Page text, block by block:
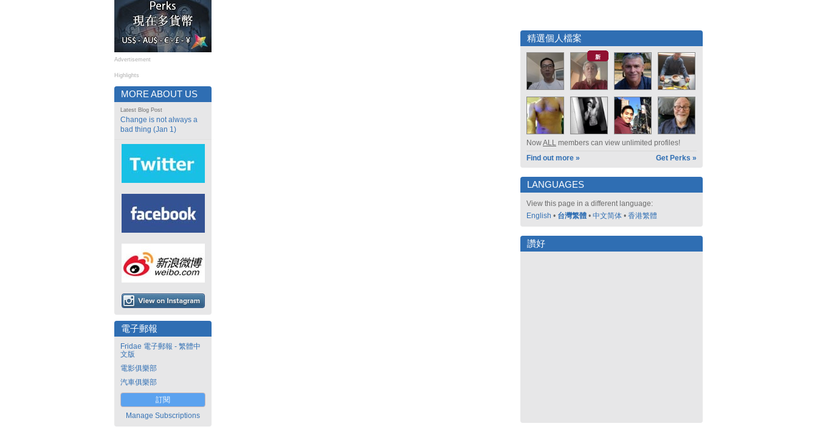
Advertisement
Highlights
MORE ABOUT US
Latest Blog Post
Change is not always a
bad thing (Jan 1)
電子郵報
Fridae 電子郵報 - 繁體中
文版
電影俱樂部
汽車俱樂部
訂閱
Manage Subscriptions
精選個人檔案
新
NowALL members can view unlimited profiles!
Find out more »
Get Perks »
LANGUAGES
View this page in a different language:
English • 台灣繁體 • 中文简体 • 香港繁體
讚好